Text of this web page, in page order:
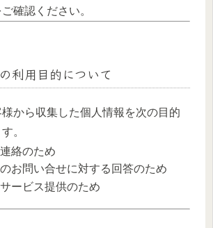
確認ください。
利用目的について
から収集した個人情報を次の目的
。
絡のため
お問い合せに対する回答のため
ービス提供のため